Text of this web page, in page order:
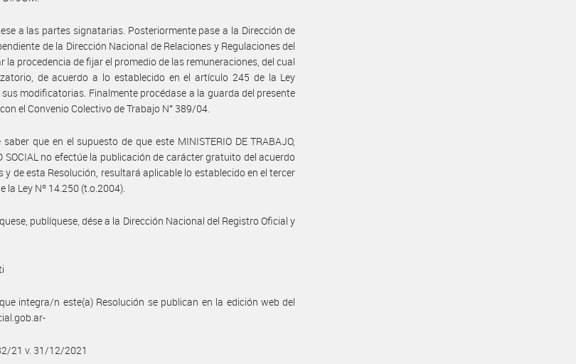
a las partes signatarias. Posteriormente pase a la Dirección de
de la Dirección Nacional de Relaciones y Regulaciones del
la procedencia de fijar el promedio de las remuneraciones, del cual
de acuerdo a lo establecido en el artículo 245 de la Ley
sus modificatorias. Finalmente procédase a la guarda del presente
el Convenio Colectivo de Trabajo N° 389/04.
saber que en el supuesto de que este MINISTERIO DE TRABAJO,
SOCIAL no efectúe la publicación de carácter gratuito del acuerdo
de esta Resolución, resultará aplicable lo establecido en el tercer
la Ley Nº 14.250 (t.o.2004).
publíquese, dése a la Dirección Nacional del Registro Oficial y
integra/n este(a) Resolución se publican en la edición web del
21 v. 31/12/2021